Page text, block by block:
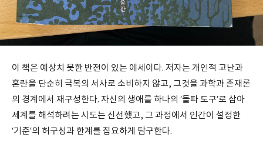
이 책은 예상치 못한 반전이 있는 에세이다. 저자는 개인적 고난과
혼란을 단순히 극복의 서사로 소비하지 않고, 그것을 과학과 존재론
의 경계에서 재구성한다. 자신의 생애를 하나의 ‘돌파 도구’로 삼아
세계를 해석하려는 시도는 신선했고, 그 과정에서 인간이 설정한
‘기준’의 허구성과 한계를 집요하게 탐구한다.